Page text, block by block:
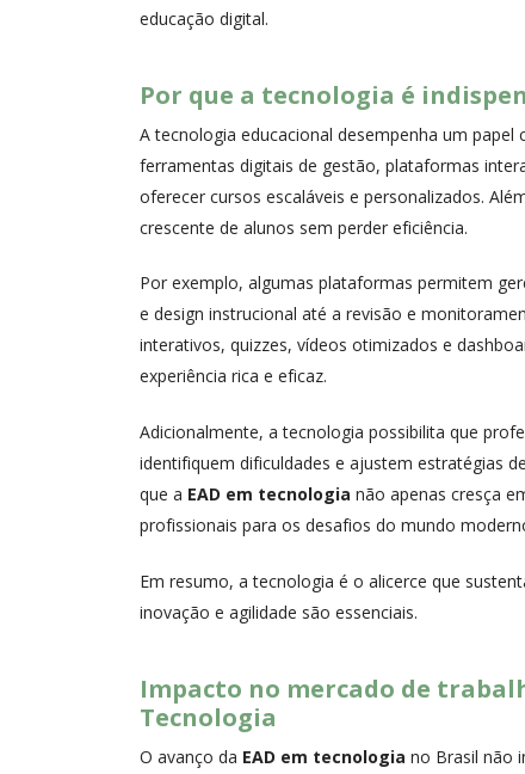
educação digital.
Por que a tecnologia é
A tecnologia educacional desempenha um
ferramentas digitais de gestão, plataformas
oferecer cursos escaláveis e personalizados.
crescente de alunos sem perder eficiência.
Por exemplo, algumas plataformas permitem
e design instrucional até a revisão e
interativos, quizzes, vídeos otimizados e
experiência rica e eficaz.
Adicionalmente, a tecnologia possibilita que
identifiquem dificuldades e ajustem estratégias
que a EAD em tecnologia não apenas cresça
profissionais para os desafios do mundo
Em resumo, a tecnologia é o alicerce que
inovação e agilidade são essenciais.
Impacto no mercado de
Tecnologia
O avanço da EAD em tecnologia no Brasil não